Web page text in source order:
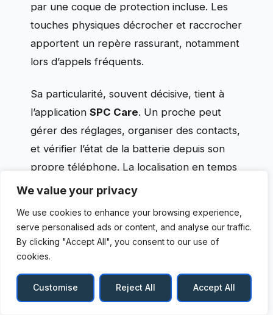
We value your privacy
We use cookies to enhance your browsing experience,
serve personalised ads or content, and analyse our traffic.
By clicking "Accept All", you consent to our use of
cookies.
Customise Reject All Accept All
par une coque de protection incluse. Les
touches physiques décrocher et raccrocher
apportent un repère rassurant, notamment
lors d’appels fréquents.
Sa particularité, souvent décisive, tient à
l’application SPC Care. Un proche peut
gérer des réglages, organiser des contacts,
et vérifier l’état de la batterie depuis son
propre téléphone. La localisation en temps
réel et certaines alertes, dont l’inactivité
sécurité mobile senior
utile pour les
personnes vivant seules.
La limite principale reste la taille d’écran,
moins confortable pour des photos ou des